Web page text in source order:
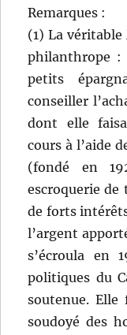
Remarques :
(1) La
philanthrope :
petits
conseiller
dont elle
cours à l’aide
(fondé en
escroquerie de
de forts
l’argent
s’écroula en
politiques du
soutenue.
soudoyé des